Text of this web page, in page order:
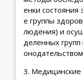
енки состояния
е группы
людения) и
деленных групп
3. Медицинские